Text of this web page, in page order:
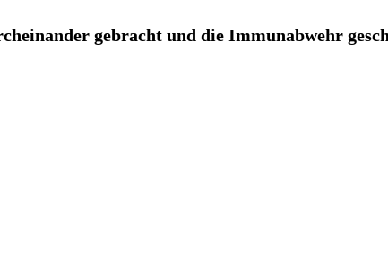
gebracht und die Immunabwehr